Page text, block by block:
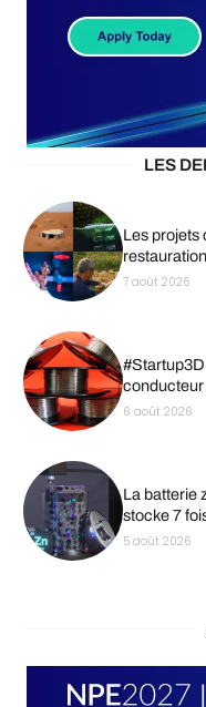
LES
Les projets
7 août 2026
conducteur
6 août 2026
La batterie
stocke 7
5 août 2026